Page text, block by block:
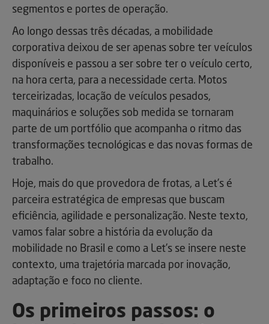
segmentos e portes de operação.
Ao longo dessas três décadas, a mobilidade
corporativa deixou de ser apenas sobre ter veículos
disponíveis e passou a ser sobre ter o veículo certo,
na hora certa, para a necessidade certa. Motos
terceirizadas, locação de veículos pesados,
maquinários e soluções sob medida se tornaram
parte de um portfólio que acompanha o ritmo das
transformações tecnológicas e das novas formas de
trabalho.
Hoje, mais do que provedora de frotas, a Let’s é
parceira estratégica de empresas que buscam
eficiência, agilidade e personalização. Neste texto,
vamos falar sobre a história da evolução da
mobilidade no Brasil e como a Let’s se insere neste
contexto, uma trajetória marcada por inovação,
adaptação e foco no cliente.
Os primeiros passos: o